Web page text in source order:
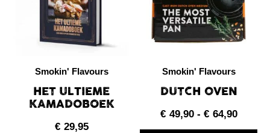
Smokin' Flavours
HET ULTIEME
KAMADOBOEK
€ 29,95
Smokin' Flavours
DUTCH OVEN
€ 49,90 - € 64,90